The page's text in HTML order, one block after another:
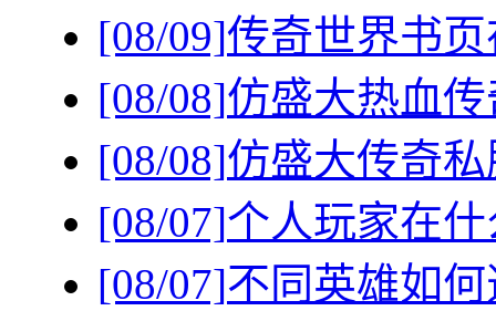
[08/09]传奇世界书
[08/08]仿盛大热血
[08/08]仿盛大传奇
[08/07]个人玩家在
[08/07]不同英雄如